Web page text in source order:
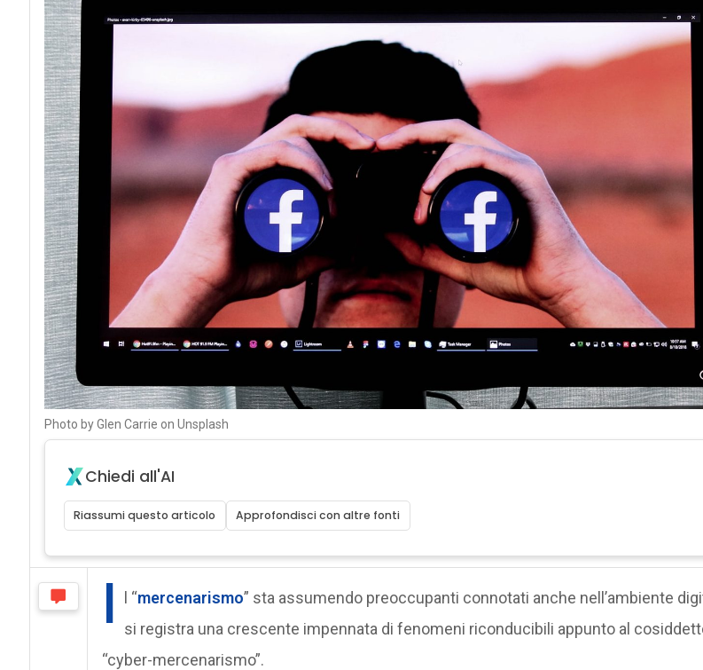
Photo by Glen Carrie on Unsplash
Chiedi all'AI
Riassumi questo articolo Approfondisci con altre fonti
I l “mercenarismo” sta assumendo preoccupanti connotati anche nell’ambiente
si registra una crescente impennata di fenomeni riconducibili appunto al
“cyber-mercenarismo”.